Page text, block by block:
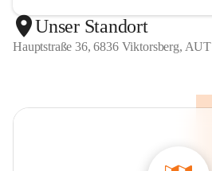
Unser Standort
Hauptstraße 36, 6836 Viktorsberg, AUT